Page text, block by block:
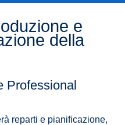
e
della
Professional
reparti e pianificazione,